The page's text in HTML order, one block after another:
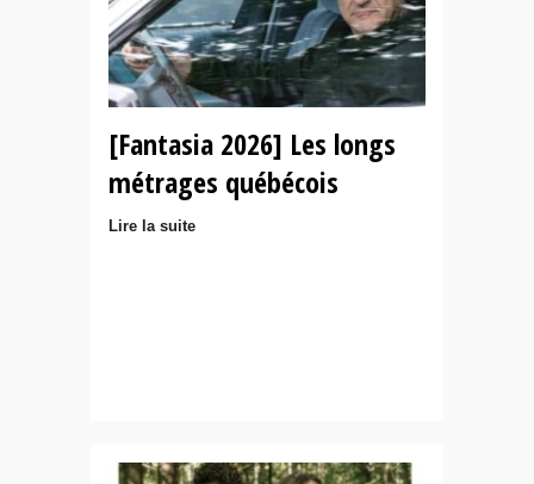
[Fantasia 2026] Les longs
métrages québécois
Lire la suite